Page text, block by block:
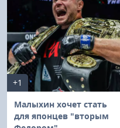
+1
Малыхин хочет стать
для японцев "вторым